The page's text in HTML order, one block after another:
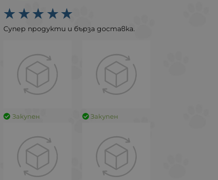
Супер продукти и бърза доставка.
Закупен Закупен